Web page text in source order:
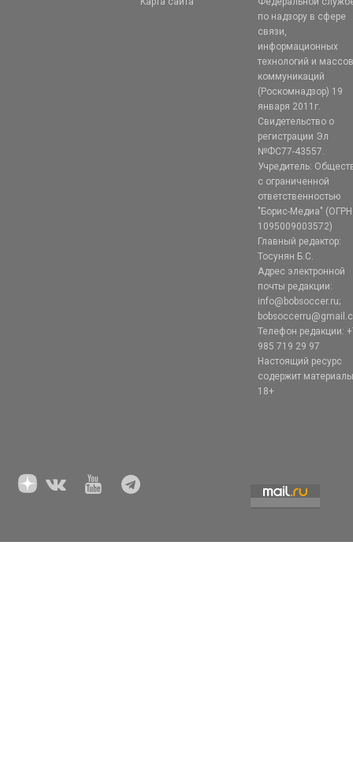
по надзору в сфере
связи,
информационных
технологий и
коммуникаций
(Роскомнадзор) 19
января 2011г.
Свидетельство о
регистрации Эл
№ФС77-43557.
Учредитель:
с ограниченной
ответственностью
"Борис-Медиа" (ОГРН
1095009003572)
Главный редактор:
Тосунян Б.С.
Адрес электронной
почты редакции:
info@bobsoccer.ru;
Телефон редакции:
985 719 29 97
Настоящий ресурс
содержит
18+